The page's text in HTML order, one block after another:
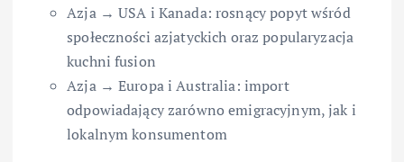
Azja → USA i Kanada: rosnący popyt wśród
społeczności azjatyckich oraz popularyzacja
kuchni fusion
Azja → Europa i Australia: import
odpowiadający zarówno emigracyjnym, jak i
lokalnym konsumentom